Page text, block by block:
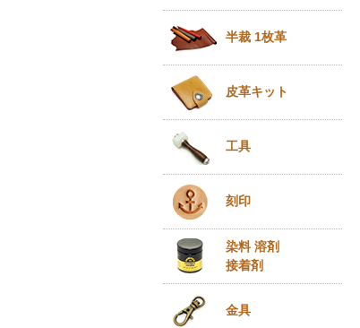
半裁 1枚革
皮革キット
工具
刻印
染料 溶剤
接着剤
金具